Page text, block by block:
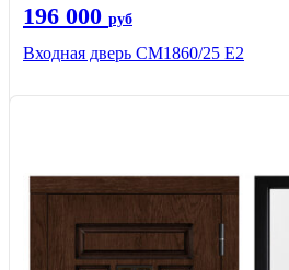
196 000 руб
Входная дверь СМ1860/25 Е2